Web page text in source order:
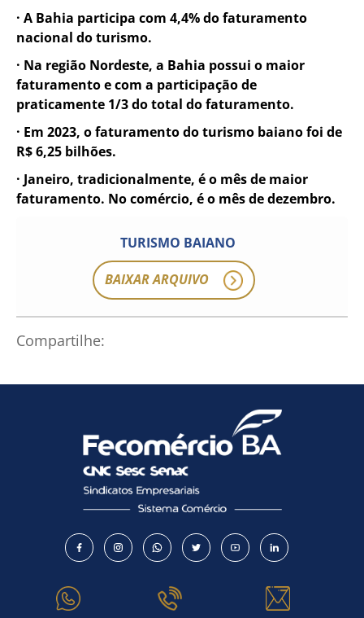
· A Bahia participa com 4,4% do faturamento
nacional do turismo.
· Na região Nordeste, a Bahia possui o maior
faturamento e com a participação de
praticamente 1/3 do total do faturamento.
· Em 2023, o faturamento do turismo baiano foi de
R$ 6,25 bilhões.
· Janeiro, tradicionalmente, é o mês de maior
faturamento. No comércio, é o mês de dezembro.
TURISMO BAIANO
BAIXAR ARQUIVO
Compartilhe: